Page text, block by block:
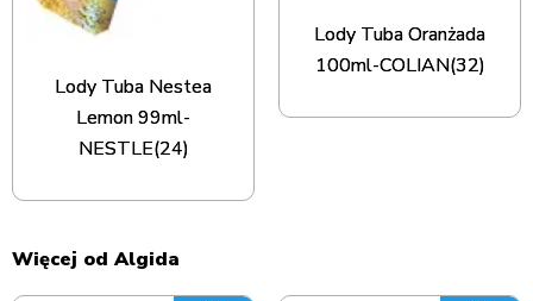
Lody Tuba Nestea
Lemon 99ml-
NESTLE(24)
Lody Tuba Oranżada
100ml-COLIAN(32)
Więcej od Algida